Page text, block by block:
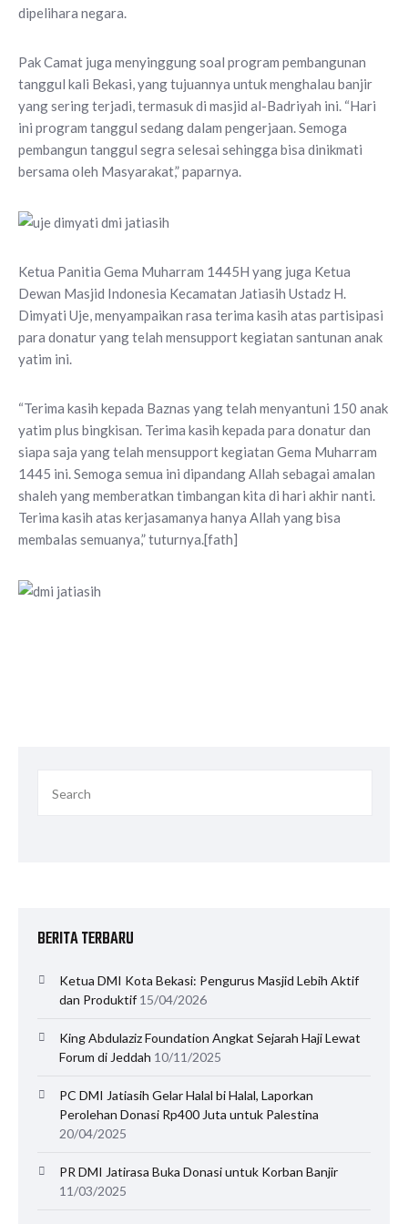
dipelihara negara.
Pak Camat juga menyinggung soal program pembangunan
tanggul kali Bekasi, yang tujuannya untuk menghalau banjir
yang sering terjadi, termasuk di masjid al-Badriyah ini. “Hari
ini program tanggul sedang dalam pengerjaan. Semoga
pembangun tanggul segra selesai sehingga bisa dinikmati
bersama oleh Masyarakat,” paparnya.
Ketua Panitia Gema Muharram 1445H yang juga Ketua
Dewan Masjid Indonesia Kecamatan Jatiasih Ustadz H.
Dimyati Uje, menyampaikan rasa terima kasih atas partisipasi
para donatur yang telah mensupport kegiatan santunan anak
yatim ini.
“Terima kasih kepada Baznas yang telah menyantuni 150 anak
yatim plus bingkisan. Terima kasih kepada para donatur dan
siapa saja yang telah mensupport kegiatan Gema Muharram
1445 ini. Semoga semua ini dipandang Allah sebagai amalan
shaleh yang memberatkan timbangan kita di hari akhir nanti.
Terima kasih atas kerjasamanya hanya Allah yang bisa
membalas semuanya,” tuturnya.[fath]
BERITA TERBARU
Ketua DMI Kota Bekasi: Pengurus Masjid Lebih Aktif
dan Produktif 15/04/2026
King Abdulaziz Foundation Angkat Sejarah Haji Lewat
Forum di Jeddah 10/11/2025
PC DMI Jatiasih Gelar Halal bi Halal, Laporkan
Perolehan Donasi Rp400 Juta untuk Palestina
20/04/2025
PR DMI Jatirasa Buka Donasi untuk Korban Banjir
11/03/2025